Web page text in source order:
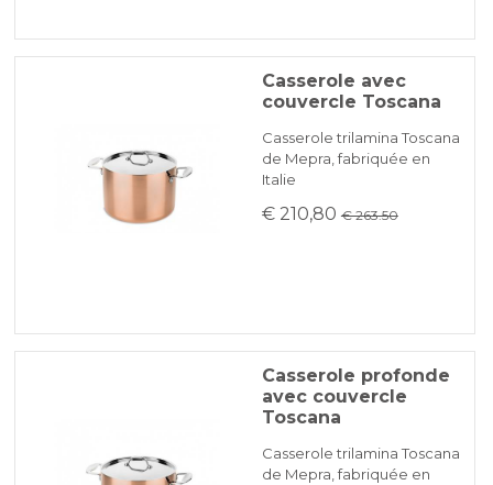
Casserole avec
couvercle Toscana
Casserole trilamina Toscana
de Mepra, fabriquée en
Italie
€ 210,80 € 263.50
Casserole profonde
avec couvercle
Toscana
Casserole trilamina Toscana
de Mepra, fabriquée en